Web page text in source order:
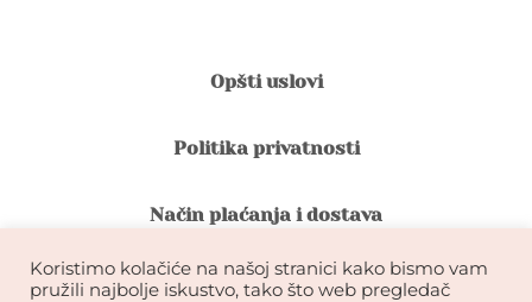
Opšti uslovi
Politika privatnosti
Način plaćanja i dostava
Reklamacije i povrat robe
Koristimo kolačiće na našoj stranici kako bismo vam
pružili najbolje iskustvo, tako što web pregledač